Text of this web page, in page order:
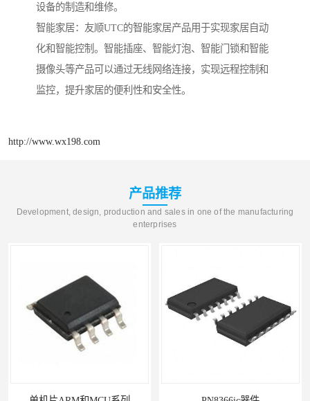
设备的制造和维修。
智能家居：友顺UTC的智能家居产品用于实现家居自动
化和智能控制。智能插座、智能灯泡、智能门锁和智能
摄像头等产品可以通过无线网络连接，实现远程控制和
监控，提升家居的便利性和安全性。
http://www.wx198.com
产品推荐
Development, design, production and sales in one of the manufacturing
enterprises